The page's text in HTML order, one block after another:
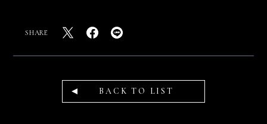
SHARE
BACK TO LIST